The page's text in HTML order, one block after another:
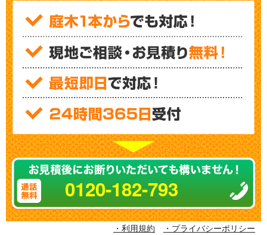
0120-182-793
・利用規約 ・プライバシーポリシー